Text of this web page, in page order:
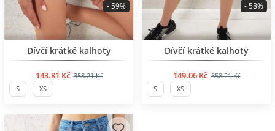
BESTSELLER
Dívčí krátké kalhoty
143.81 Kč 358.21 Kč
- 59%
S XS
BESTSELLER
Dívčí krátké kalhoty
149.06 Kč 358.21 Kč
- 58%
S XS